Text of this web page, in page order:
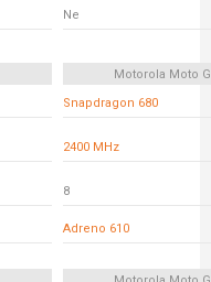
Ne
Motorola Moto
Snapdragon 680
2400 MHz
8
Adreno 610